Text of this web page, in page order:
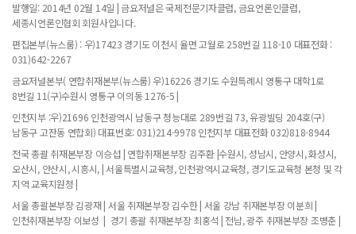
발행일: 2014년 02월 14일 | 금요저널은 국제전문기자클럽, 금요언론인클럽,
세종시언론인협회 회원사입니다.
편집본부(뉴스룸) : 우)17423 경기도 이천시 율면 고월로 258번길 118-10 대표전화 :
031)642-2267
금요저널본부( 연합취재본부(뉴스룸) 우)16226 경기도 수원특례시 영통구 대학1로
8번길 11(구)수원시 영통구 이의동 1276-5 |
인천지부 :우)21696 인천광역시 남동구 청능대로 289번길 73, 유광빌딩 204호(구)
남동구 고잔동 연합회) 대표번호: 031)214-9978 인천지부 대표전화 032)818-8944
전국 총괄 취재본부장 이승섭 | 연합취재본부장 김주환 |수원시, 성남시, 안양시, 화성시,
오산시, 안산시, 시흥시, | 서울특별시교육청, 인천광역시교육청, 경기도교육청 본청 및 각
지역 교육지원청 |
서울 총괄본부장 김광재 | 서울 취재본부장 김수한 | 서울 강남 취재본부장 이분희 |
인천취재본부장 이보성 | 경기 총괄 취재본부장 최홍석 | 전남, 광주 취재본부장 조병춘 |